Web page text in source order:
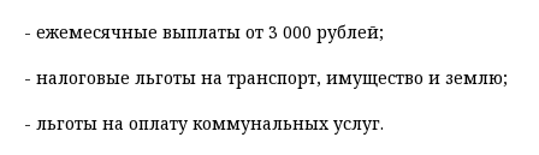
- ежемесячные выплаты от 3 000 рублей;
- налоговые льготы на транспорт, имущество и землю;
- льготы на оплату коммунальных услуг.